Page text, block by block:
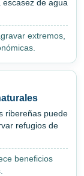
escasez de agua
extremos,
ribereñas puede
refugios de
beneficios